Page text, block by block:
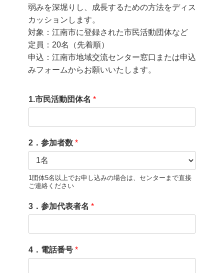
弱みを深堀りし、成長するための方法をディス
カッションします。
対象：江南市に登録された市民活動団体など
定員：20名（先着順）
申込：江南市地域交流センター窓口または申込
みフォームからお願いいたします。
1.市民活動団体名 *
2．参加者数 *
1団体5名以上でお申し込みの場合は、センターまで直接
ご連絡ください
3．参加代表者名 *
4．電話番号 *